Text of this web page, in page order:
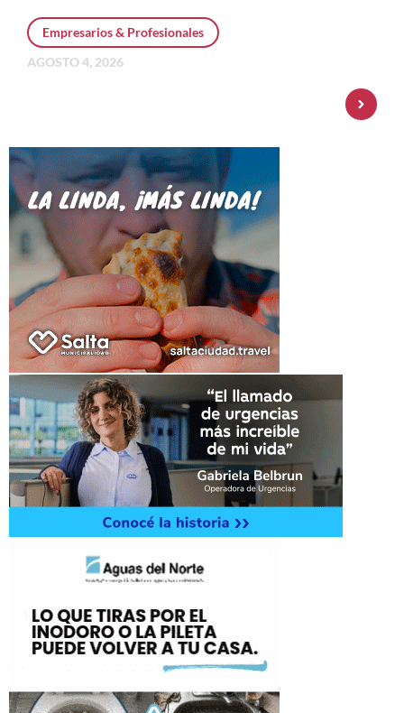
Empresarios & Profesionales
AGOSTO 4, 2026